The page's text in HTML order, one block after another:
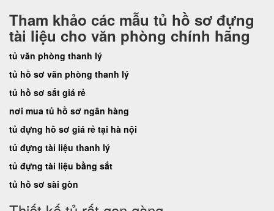
Tham khảo các mẫu tủ hồ sơ đựng
tài liệu cho văn phòng chính hãng
tủ văn phòng thanh lý
tủ hồ sơ văn phòng thanh lý
tủ hồ sơ sắt giá rẻ
nơi mua tủ hồ sơ ngân hàng
tủ đựng hồ sơ giá rẻ tại hà nội
tủ đựng tài liệu thanh lý
tủ đựng tài liệu bằng sắt
tủ hồ sơ sài gòn